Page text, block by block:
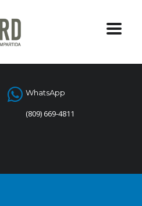
WhatsApp
(809) 669-4811